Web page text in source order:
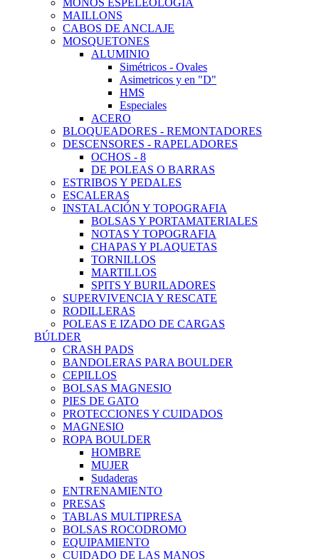
MONOS ESPELEOLOGIA
MAILLONS
CABOS DE ANCLAJE
MOSQUETONES
ALUMINIO
Simétricos - Ovales
Asimetricos y en "D"
HMS
Especiales
ACERO
BLOQUEADORES - REMONTADORES
DESCENSORES - RAPELADORES
OCHOS - 8
DE POLEAS O BARRAS
ESTRIBOS Y PEDALES
ESCALERAS
INSTALACIÓN Y TOPOGRAFIA
BOLSAS Y PORTAMATERIALES
NOTAS Y TOPOGRAFIA
CHAPAS Y PLAQUETAS
TORNILLOS
MARTILLOS
SPITS Y BURILADORES
SUPERVIVENCIA Y RESCATE
RODILLERAS
POLEAS E IZADO DE CARGAS
BÚLDER
CRASH PADS
BANDOLERAS PARA BOULDER
CEPILLOS
BOLSAS MAGNESIO
PIES DE GATO
PROTECCIONES Y CUIDADOS
MAGNESIO
ROPA BOULDER
HOMBRE
MUJER
Sudaderas
ENTRENAMIENTO
PRESAS
TABLAS MULTIPRESA
BOLSAS ROCODROMO
EQUIPAMIENTO
CUIDADO DE LAS MANOS